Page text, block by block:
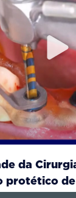
da
protético de